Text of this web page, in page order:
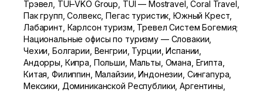
Трэвел, TUI–VKO Group, TUI — Mostravel, Coral Travel,
Пак групп, Солвекс, Пегас туристик, Южный Крест,
Лабаринт, Карлсон туризм, Тревел Систем Богемия;
Национальные офисы по туризму — Словакии,
Чехии, Болгарии, Венгрии, Турции, Испании,
Андорры, Кипра, Польши, Мальты, Омана, Египта,
Китая, Филиппин, Малайзии, Индонезии, Сингапура,
Мексики, Доминиканской Республики, Аргентины,